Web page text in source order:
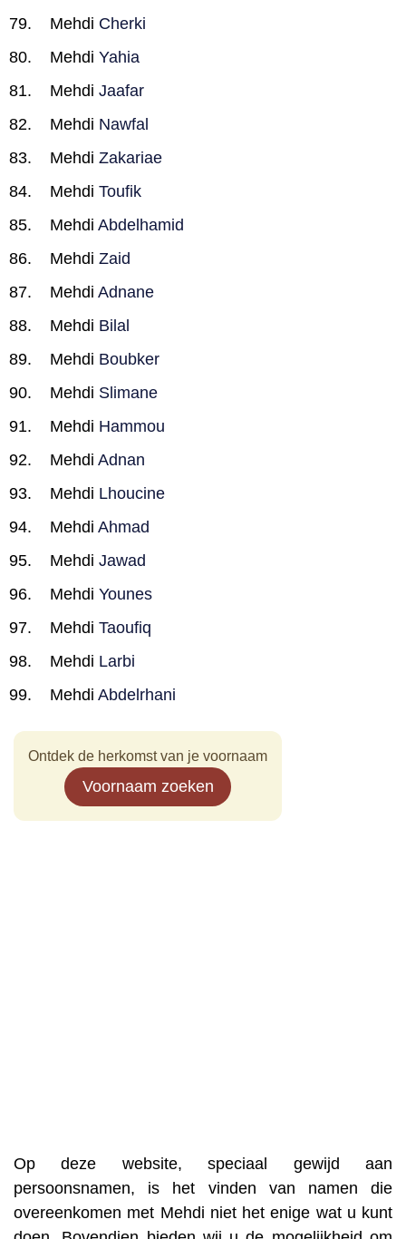
Mehdi Cherki
Mehdi Yahia
Mehdi Jaafar
Mehdi Nawfal
Mehdi Zakariae
Mehdi Toufik
Mehdi Abdelhamid
Mehdi Zaid
Mehdi Adnane
Mehdi Bilal
Mehdi Boubker
Mehdi Slimane
Mehdi Hammou
Mehdi Adnan
Mehdi Lhoucine
Mehdi Ahmad
Mehdi Jawad
Mehdi Younes
Mehdi Taoufiq
Mehdi Larbi
Mehdi Abdelrhani
Ontdek de herkomst van je voornaam
Voornaam zoeken
Op deze website, speciaal gewijd aan
persoonsnamen, is het vinden van namen die
overeenkomen met Mehdi niet het enige wat u kunt